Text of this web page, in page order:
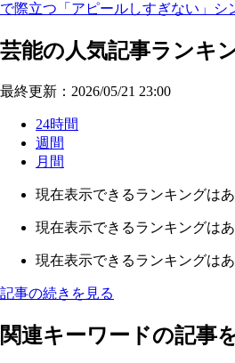
で際立つ「アピールしすぎない」シ
芸能の人気記事ランキ
最終更新：2026/05/21 23:00
24時間
週間
月間
現在表示できるランキングはあ
現在表示できるランキングはあ
現在表示できるランキングはあ
記事の続きを見る
関連キーワードの記事